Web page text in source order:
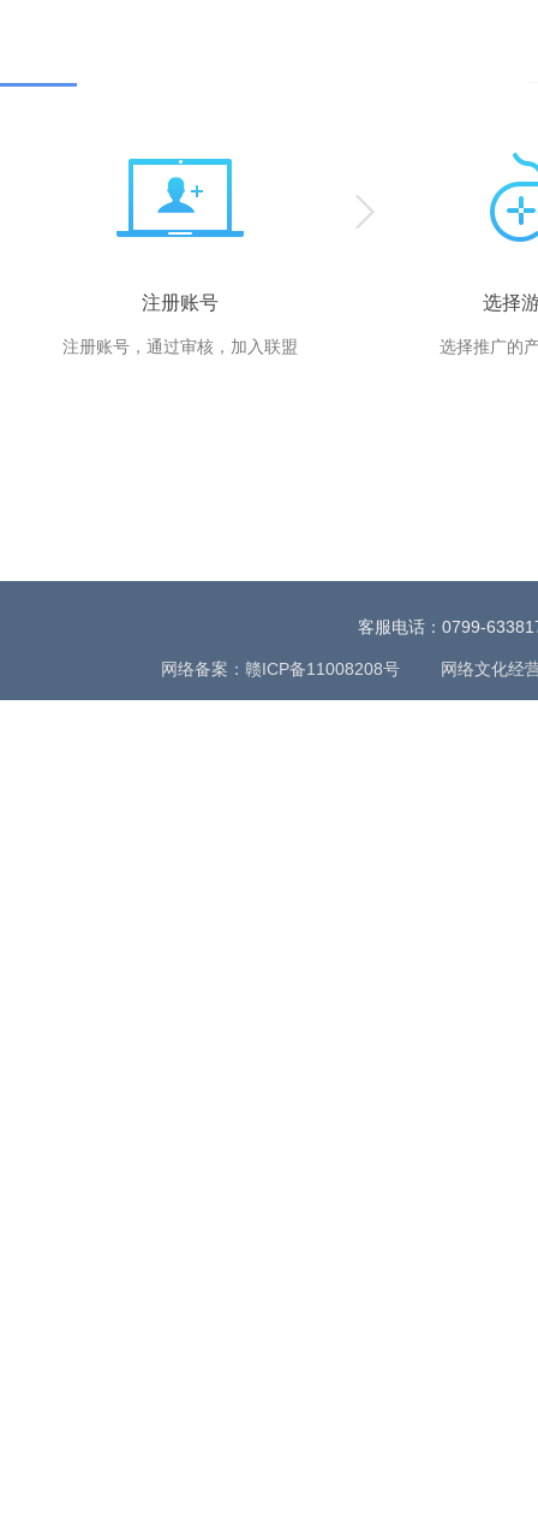
注册账号
注册账号，通过审核，加入联盟
选择
选择推广的
客服电话：0799-
网络备案：赣ICP备11008208号 网络文化经